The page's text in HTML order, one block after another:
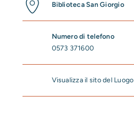
Biblioteca San Giorgio
Numero di telefono
0573 371600
Visualizza il sito del Luogo